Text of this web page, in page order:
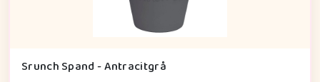
Srunch Spand - Antracitgrå